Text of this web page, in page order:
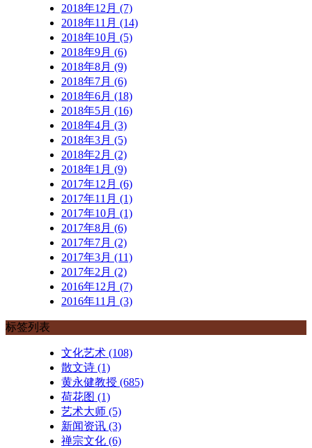
2018年12月 (7)
2018年11月 (14)
2018年10月 (5)
2018年9月 (6)
2018年8月 (9)
2018年7月 (6)
2018年6月 (18)
2018年5月 (16)
2018年4月 (3)
2018年3月 (5)
2018年2月 (2)
2018年1月 (9)
2017年12月 (6)
2017年11月 (1)
2017年10月 (1)
2017年8月 (6)
2017年7月 (2)
2017年3月 (11)
2017年2月 (2)
2016年12月 (7)
2016年11月 (3)
标签列表
文化艺术 (108)
散文诗 (1)
黄永健教授 (685)
荷花图 (1)
艺术大师 (5)
新闻资讯 (3)
禅宗文化 (6)